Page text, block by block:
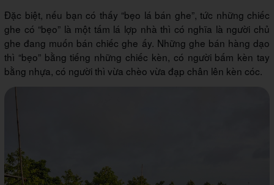
Đặc biệt, nếu bạn có thấy “bẹo lá bán ghe”, tức những chiếc
ghe có “bẹo” là một tấm lá lợp nhà thì có nghĩa là người chủ
ghe đang muốn bán chiếc ghe ấy. Những ghe bán hàng dạo
thì “bẹo” bằng tiếng những chiếc kèn, có người bấm kèn tay
bằng nhựa, có người thì vừa chèo vừa đạp chân lên kèn cóc.